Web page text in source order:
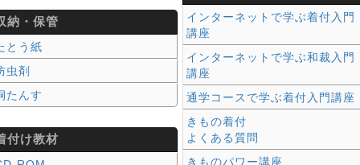
納・保管
とう紙
虫剤
たんす
付け教材
インターネットで学ぶ着付入門
講座
インターネットで学ぶ和裁入門
講座
通学コースで学ぶ着付入門講座
きもの着付
よくある質問
きものパワー講座